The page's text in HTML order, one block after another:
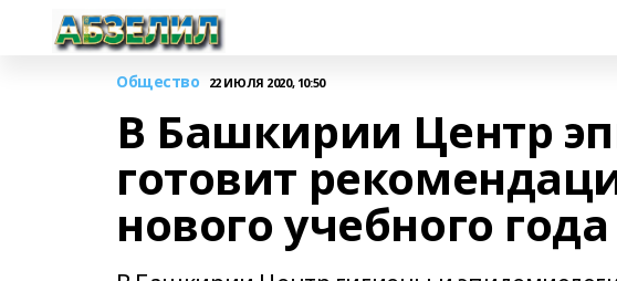
Общество 22 ИЮЛЯ 2020, 10:50
В Башкирии Центр
готовит
нового учебного года